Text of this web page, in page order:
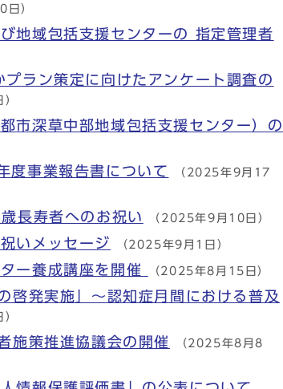
日）
地域包括支援センターの 指定管理者
ラン策定に向けたアンケート調査の
市深草中部地域包括支援センター）の
度事業報告書について （2025年9月17
長寿者へのお祝い （2025年9月10日）
いメッセージ （2025年9月1日）
ー養成講座を開催 （2025年8月15日）
啓発実施」～認知症月間における普及
施策推進協議会の開催 （2025年8月8